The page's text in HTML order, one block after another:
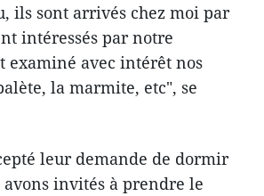
ils sont arrivés chez moi par
intéressés par notre
avec intérêt nos
la marmite, etc​", se
leur demande de dormir
avons invités à prendre le